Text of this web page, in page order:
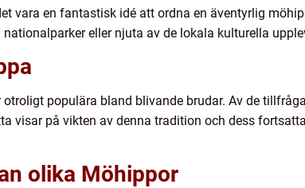
vara en fantastisk idé att ordna en äventyrlig
eller njuta av de lokala kulturella
populära bland blivande brudar. Av de
visar på vikten av denna tradition och dess
olika Möhippor